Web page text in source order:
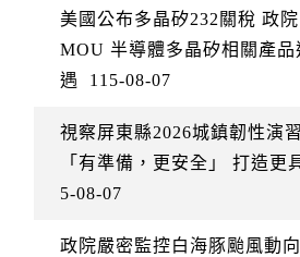
美國公布多晶矽232關稅 政
MOU 半導體多晶矽相關產
遇
115-08-07
視察屏東縣2026城鎮韌性演
「有準備，更安全」 打造更
5-08-07
政院嚴密監控白海豚颱風動